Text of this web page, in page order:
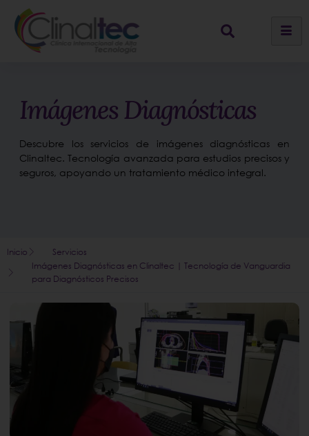
Imágenes Diagnósticas
Descubre los servicios de imágenes diagnósticas en
Clinaltec. Tecnología avanzada para estudios precisos y
seguros, apoyando un tratamiento médico integral.
Inicio
Servicios
Imágenes Diagnósticas en Clinaltec | Tecnología de Vanguardia
para Diagnósticos Precisos